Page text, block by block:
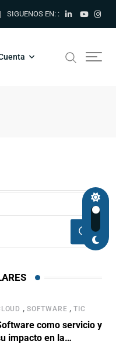
SIGUENOS EN: :
, SOFTWARE ,TIC
como servicio y
impacto en la